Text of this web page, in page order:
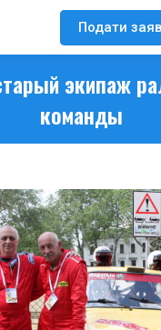
Подати
экипаж
команды